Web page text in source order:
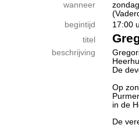
wanneer
begintijd
17:00
titel
beschrijving
De
Op
in de
De